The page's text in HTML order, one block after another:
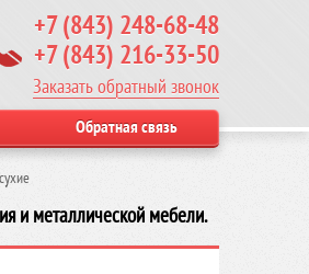
+7 (843) 248-68-48
+7 (843) 216-33-50
Заказать обратный звонок
Обратная связь
и металлической мебели.